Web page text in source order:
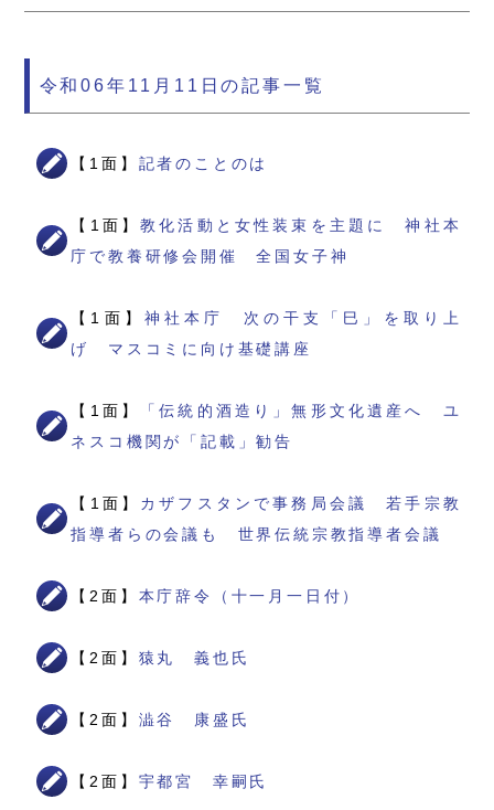
令和06年11月11日の記事一覧
【1面】 記者のことのは
【1面】教化活動と女性装束を主題に 神社本
庁で教養研修会開催 全国女子神
【1面】 神社本庁 次の干支「巳」を取り上
げ マスコミに向け基礎講座
【1面】
「伝統的酒造り」無形文化遺産へ ユ
ネスコ機関が「記載」勧告
【1面】 カザフスタンで事務局会議 若手宗教
指導者らの会議も 世界伝統宗教指導者会議
【2面】 本庁辞令（十一月一日付）
【2面】 猿丸 義也氏
【2面】 澁谷 康盛氏
【2面】 宇都宮 幸嗣氏